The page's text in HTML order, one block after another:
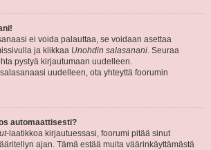
ei voida palauttaa, se voidaan asettaa
ja klikkaa Unohdin salasanani. Seuraa
pystyä kirjautumaan uudelleen.
uudelleen, ota yhteyttä foorumin
automaattisesti?
-laatikkoa kirjautuessasi, foorumi pitää sinut
ajan. Tämä estää muita väärinkäyttämästä